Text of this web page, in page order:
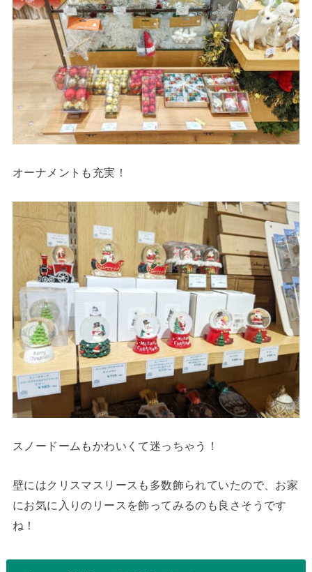
オーナメントも充実！
スノードームもかわいくて迷っちゃう！
壁にはクリスマスリースも多数飾られていたので、お家
にお気に入りのリースを飾ってみるのも良さそうです
ね！